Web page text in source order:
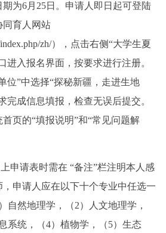
为6月25日。申请人即日起可登陆
同育人网站
index.php/zh/），点击右侧“大学生夏
进入报名界面，按要求进行注册。
位”中选择“探秘新疆，走进生地
完成信息填报，检查无误后提交。
页的“填报说明”和“常见问题解
请表时需在 “备注”栏注明本人感
申请人应在以下十个专业中任选一
自然地理学，（2）人文地理学，
系统，（4）植物学，（5）生态